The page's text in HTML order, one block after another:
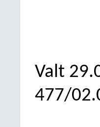
Valt
477/